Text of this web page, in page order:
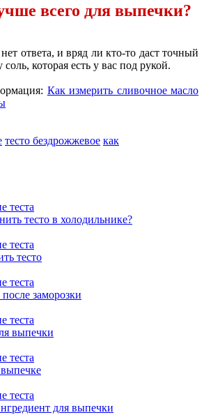
всего для выпечки?
ответа, и вряд ли кто-то даст точный
соль, которая есть у вас под рукой.
Как измерить сливочное масло
тесто бездрожжевое как
теста
тесто в холодильнике?
теста
тесто
теста
заморозки
теста
выпечки
теста
теста
для выпечки